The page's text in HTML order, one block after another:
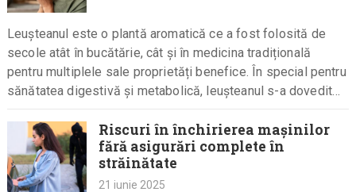
Leușteanul este o plantă aromatică ce a fost folosită de
secole atât în bucătărie, cât și în medicina tradițională
pentru multiplele sale proprietăți benefice. În special pentru
sănătatea digestivă și metabolică, leușteanul s-a dovedit
Riscuri în închirierea mașinilor
fără asigurări complete în
străinătate
21 iunie 2025